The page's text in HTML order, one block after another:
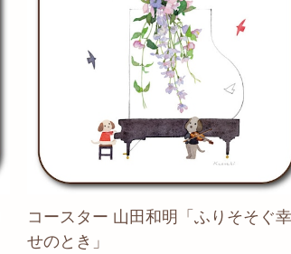
コースター 山田和明「ふりそそぐ幸
せのとき」